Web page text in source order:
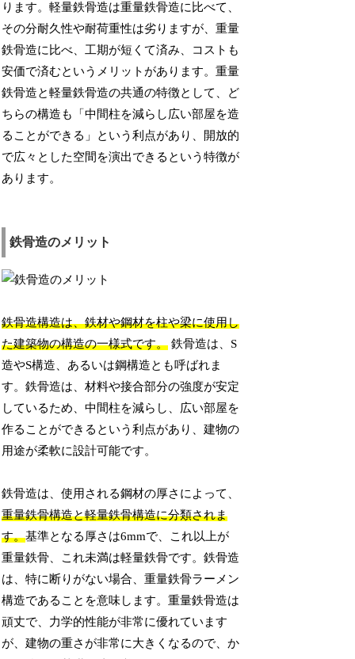
ります。軽量鉄骨造は重量鉄骨造に比べて、
その分耐久性や耐荷重性は劣りますが、重量
鉄骨造に比べ、工期が短くて済み、コストも
安価で済むというメリットがあります。重量
鉄骨造と軽量鉄骨造の共通の特徴として、ど
ちらの構造も「中間柱を減らし広い部屋を造
ることができる」という利点があり、開放的
で広々とした空間を演出できるという特徴が
あります。
鉄骨造のメリット
鉄骨造構造は、鉄材や鋼材を柱や梁に使用し
た建築物の構造の一様式です。 鉄骨造は、S
造やS構造、あるいは鋼構造とも呼ばれま
す。鉄骨造は、材料や接合部分の強度が安定
しているため、中間柱を減らし、広い部屋を
作ることができるという利点があり、建物の
用途が柔軟に設計可能です。
鉄骨造は、使用される鋼材の厚さによって、
重量鉄骨構造と軽量鉄骨構造に分類されま
す。基準となる厚さは6mmで、これ以上が
重量鉄骨、これ未満は軽量鉄骨です。鉄骨造
は、特に断りがない場合、重量鉄骨ラーメン
構造であることを意味します。重量鉄骨造は
頑丈で、力学的性能が非常に優れています
が、建物の重さが非常に大きくなるので、か